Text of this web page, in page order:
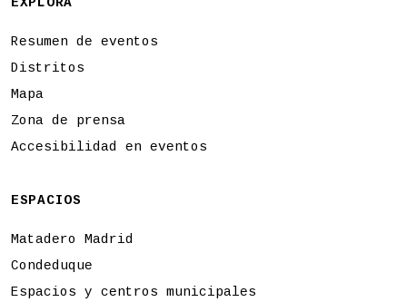
Resumen de eventos
Distritos
Mapa
Zona de prensa
Accesibilidad en eventos
ESPACIOS
Matadero Madrid
Condeduque
Espacios y centros municipales